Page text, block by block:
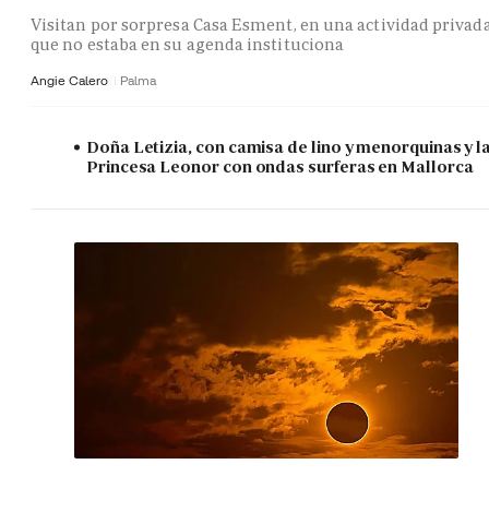
Visitan por sorpresa Casa Esment, en una actividad
que no estaba en su agenda instituciona
Angie Calero Palma
Doña Letizia, con camisa de lino y menorquinas y
Princesa Leonor con ondas surferas en Mallorca